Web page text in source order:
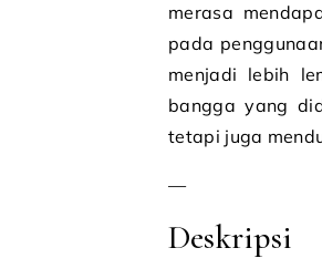
merasa
pada
menjadi lebih
bangga yang
tetapi juga
—
Deskripsi